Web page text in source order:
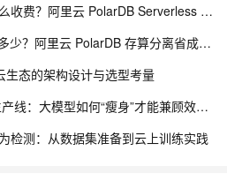
云数据库 Serverless 模式怎么收费？阿里云 PolarDB Serverless 按需计费解析
100TB 数据存储在云上成本多少？阿里云 PolarDB 存算分离省成本解析
态的架构设计与选型考量
模型剪枝到50MB以内再上生产线：大模型如何“瘦身”才能兼顾效果与成本
检测：从数据集准备到云上训练实践